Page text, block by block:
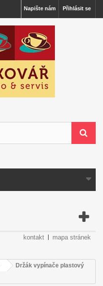
Přihlásit se
Napište nám
kontakt mapa stránek
Držák vypínače plastový